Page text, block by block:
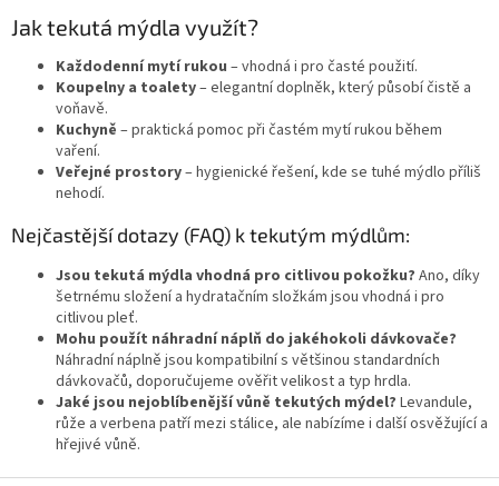
Jak tekutá mýdla využít?
Každodenní mytí rukou – vhodná i pro časté použití.
Koupelny a toalety– elegantní doplněk, který působí čistě a
voňavě.
Kuchyně – praktická pomoc při častém mytí rukou během
vaření.
Veřejné prostory– hygienické řešení, kde se tuhé mýdlo příliš
nehodí.
Nejčastější dotazy (FAQ) k tekutým mýdlům:
Jsou tekutá mýdla vhodná pro citlivou pokožku? Ano, díky
šetrnému složení a hydratačním složkám jsou vhodná i pro
citlivou pleť.
Mohu použít náhradní náplň do jakéhokoli dávkovače?
Náhradní náplně jsou kompatibilní s většinou standardních
dávkovačů, doporučujeme ověřit velikost a typ hrdla.
Jaké jsou nejoblíbenější vůně tekutých mýdel? Levandule,
růže a verbena patří mezi stálice, ale nabízíme i další osvěžující a
hřejivé vůně.